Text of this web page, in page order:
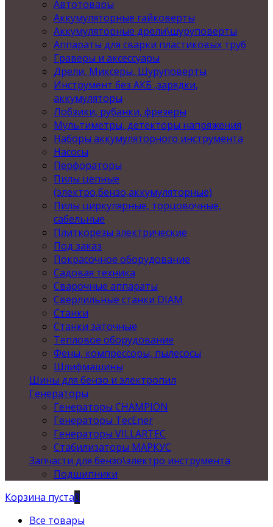
Автотовары
Аккумуляторные гайковерты
Аккумуляторные дрели\шуруповерты
Аппараты для сварки пластиковых труб
Граверы и аксессуары
Дрели, Миксеры, Шуруповерты
Инструмент без АКБ ,зарядки,
аккумуляторы
Лобзики, рубанки, фрезеры
Мультиметры, детекторы напряжения
Наборы аккумуляторного инструмента
Насосы
Перфораторы
Пилы цепные
(электро,бензо,аккумуляторные)
Пилы циркулярные, торцовочные,
сабельные
Плиткорезы электрические
Под заказ
Покрасочное оборудование
Садовая техника
Сварочные аппараты
Сверлильные станки DIAM
Станки
Станки заточные
Тепловое оборудование
Фены, компрессоры, пылесосы
Шлифмашины
Шины для бензо и электропил
Генераторы
Генераторы CHAMPION
Генераторы TecEner
Генераторы VILLARTEC
Стабилизаторы МАРКУС
Запчасти для бензо\электро инструмента
Подшипники
Корзина пуста0
Все товары